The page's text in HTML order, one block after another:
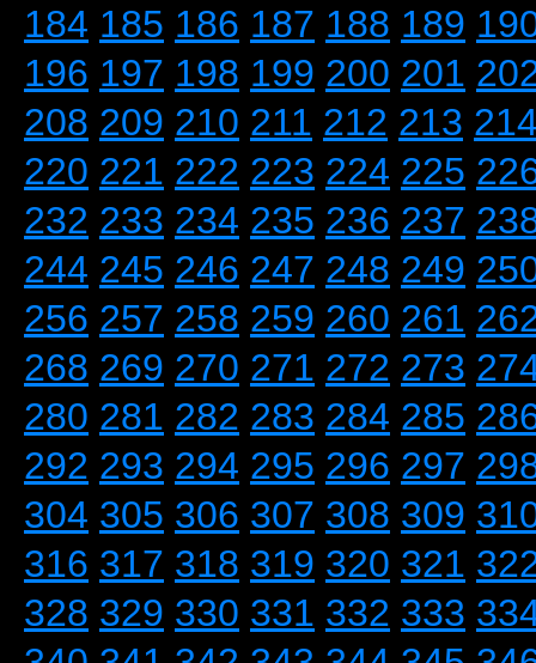
184 185 186 187 188 189
196 197 198 199 200 201
208 209 210 211 212 213
220 221 222 223 224 225
232 233 234 235 236 237
244 245 246 247 248 249
256 257 258 259 260 261
268 269 270 271 272 273
280 281 282 283 284 285
292 293 294 295 296 297
304 305 306 307 308 309
316 317 318 319 320 321
328 329 330 331 332 333